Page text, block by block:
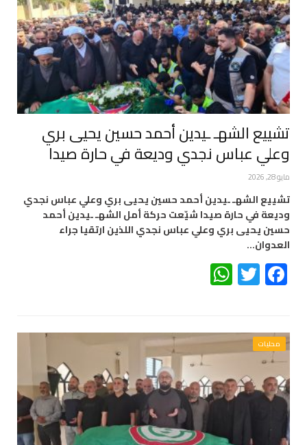
تشييع الشهـ ـيدين أحمد حسين يحيى بري
وعلي عباس نجدي وديعة في حارة صيدا
مايو 28, 2026
تشييع الشهـ ـيدين أحمد حسين يحيى بري وعلي عباس نجدي
وديعة في حارة صيدا شيّعت حركة أمل الشهـ ـيدين أحمد
حسين يحيى بري وعلي عباس نجدي اللذين ارتقيا جراء
العدوان…
Facebook
Twitter
محليات